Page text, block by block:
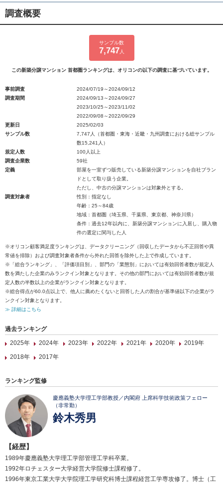
調査概要
サンプル数
7,747 人
この新築分譲マンション 首都圏ランキングは、オリコンの以下の調査に基づいています。
事前調査
2024/07/19～2024/09/12
調査期間
2024/09/13～2024/09/27
2023/10/25～2023/11/02
2022/09/08～2022/09/29
更新日
2025/02/03
サンプル数
7,747人（首都圏・東海・近畿・九州調査における総サンプル
数15,241人）
規定人数
100人以上
調査企業数
59社
定義
部屋を一室ずつ販売している新築分譲マンションを自社ブラン
ドとして取り扱う企業。
ただし、中古の分譲マンションは対象外とする。
調査対象者
性別：指定なし
年齢：25～84歳
地域：首都圏（埼玉県、千葉県、東京都、神奈川県）
条件：過去12年以内に、新築分譲マンションに入居し、購入物
件の選定に関与した人
※オリコン顧客満足度ランキングは、データクリーニング（回収したデータから不正回答や異
常値を排除）および調査対象者条件から外れた回答を除外した上で作成しています。
※「総合ランキング」、「評価項目別」、部門の「業態別」においては有効回答者数が規定人
数を満たした企業のみランクイン対象となります。その他の部門においては有効回答者数が規
定人数の半数以上の企業がランクイン対象となります。
※総合得点が60.0点以上で、他人に薦めたくないと回答した人の割合が基準値以下の企業がラ
ンクイン対象となります。
≫ 詳細はこちら
過去ランキング
2025年
2024年 2023年 2022年 2021年 2020年
2019年
2018年
2017年
ランキング監修
慶應義塾大学理工学部教授／内閣府 上席科学技術政策フェロー
（非常勤）
鈴木秀男
【経歴】
1989年慶應義塾大学理工学部管理工学科卒業。
1992年ロチェスター大学経営大学院修士課程修了。
1996年東京工業大学大学院理工学研究科博士課程経営工学専攻修了。博士（工